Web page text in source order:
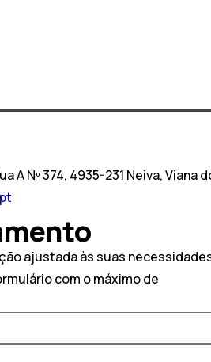
A Nº 374, 4935-231 Neiva, Viana
ajustada às suas
com o máximo de